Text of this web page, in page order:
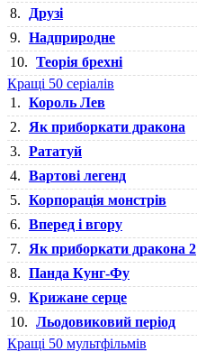
8.
Друзі
9. Надприродне
10. Теорія брехні
Кращі 50 серіалів
1. Король Лев
2.
Як приборкати дракона
3. Рататуй
4. Вартові легенд
5. Корпорація монстрів
6. Вперед і вгору
7.
Як приборкати дракона 2
8. Панда Кунг-Фу
9. Крижане серце
10. Льодовиковий період
Кращі 50 мультфільмів